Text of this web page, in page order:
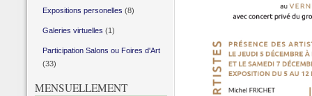
Expositions personelles (8)
Galeries virtuelles (1)
Participation Salons ou Foires d'Art
(33)
MENSUELLEMENT